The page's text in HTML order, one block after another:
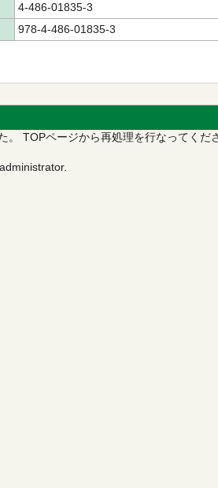
4-486-01835-3
978-4-486-01835-3
。 TOPページから再処理を行なってくだ